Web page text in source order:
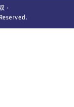
・